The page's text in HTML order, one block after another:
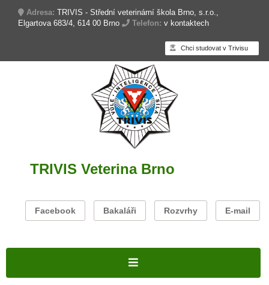
Adresa: TRIVIS - Střední veterinární škola Brno, s.r.o.,
Elgartova 683/4, 614 00 Brno
Telefon: v kontaktech
Chci studovat v Trivisu
TRIVIS Veterina Brno
Facebook Bakaláři Rozvrhy E-mail